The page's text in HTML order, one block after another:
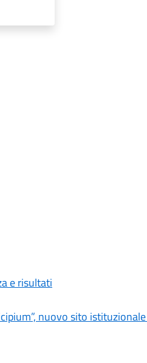
e risultati
nuovo sito